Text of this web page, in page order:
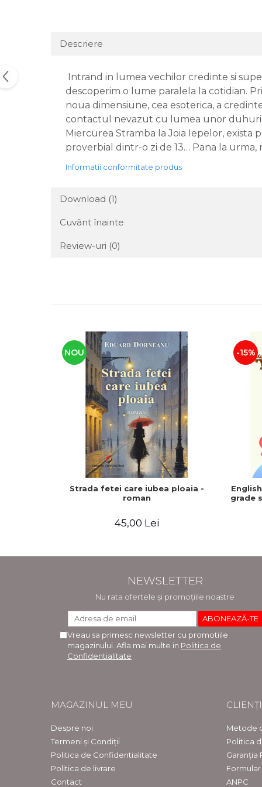
Descriere
Intrand in lumea vechilor credinte si
descoperim o lume paralela la cotidian.
noua dimensiune, cea esoterica, a
contactul nevazut cu lumea unor duhuri
Miercurea Stramba la Joia Iepelor, exista
proverbial dintr-o zi de 13… Pana la
Informatii conformitate produs
Download (1)
Cuvânt înainte
Review-uri (0)
NOU
Strada fetei care iubea ploaia -
roman
45,00 Lei
-15%
grade
NEWSLETTER
Nu rata ofertele și promoțiile noastre
Vreau sa primesc newsletter cu promotiile
magazinului. Afla mai multe in Politica de
Confidentialitate
MAGAZINUL MEU
Despre noi
Termeni și Condiții
Politica de Confidentialitate
Politica de livrare
Contact
CLIENȚI
Metode
Politica
Garanția
ANPC